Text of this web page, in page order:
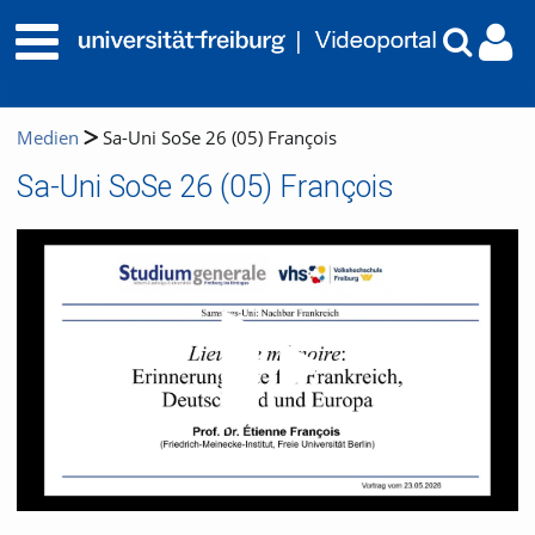
Medien Sa-Uni SoSe 26 (05) François
Sa-Uni SoSe 26 (05) François